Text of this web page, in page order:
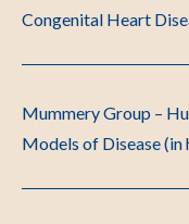
Congenital Heart
Mummery Group –
Models of Disease (in